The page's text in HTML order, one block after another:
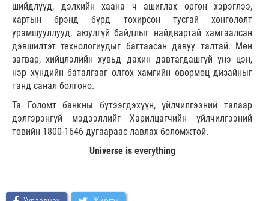
шийдлүүд, дэлхийн хаана ч ашиглах өргөн хэрэглээ,
картын брэнд бүрд тохирсон тусгай хөнгөлөлт
урамшууллууд, аюулгүй байдлыг найдвартай хамгаалсан
дэвшилтэт технологиудыг багтаасан давуу талтай. Мөн
загвар, хийцлэлийн хувьд дахин давтагдашгүй үнэ цэн,
нэр хүндийн баталгааг олгох хамгийн өвөрмөц дизайныг
танд санал болгоно.
Та Голомт банкны бүтээгдэхүүн, үйлчилгээний талаар
дэлгэрэнгүй мэдээллийг Харилцагчийн үйлчилгээний
төвийн 1800-1646 дугаараас лавлах боломжтой.
Universe is everything